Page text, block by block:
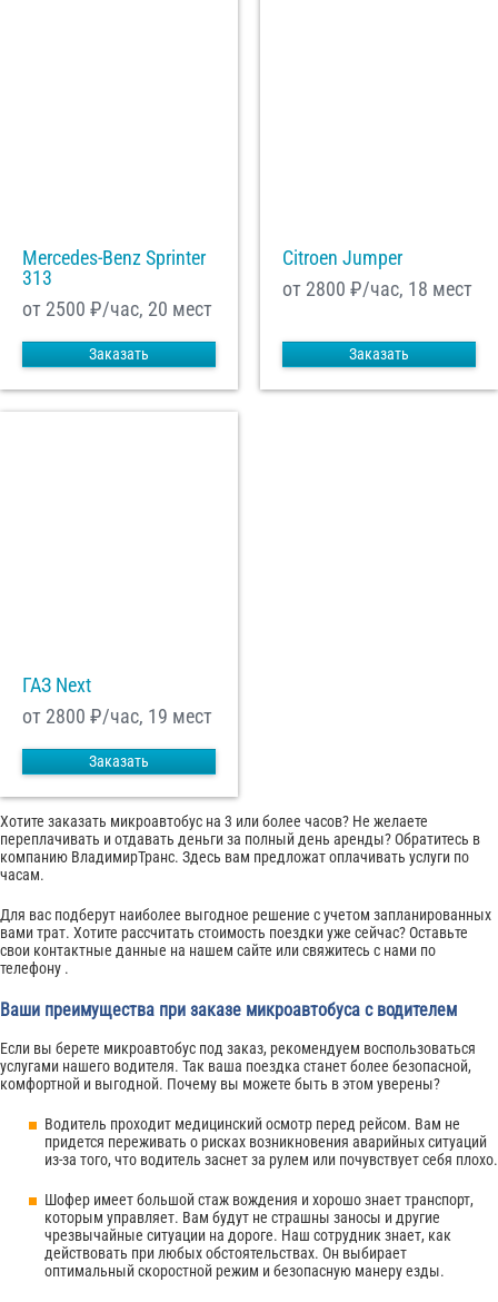
Mercedes-Benz Sprinter
313
от 2500 ₽/час, 20 мест
Заказать
Citroen Jumper
от 2800 ₽/час, 18 мест
Заказать
ГАЗ Next
от 2800 ₽/час, 19 мест
Заказать
Хотите заказать микроавтобус на 3 или более часов? Не желаете
переплачивать и отдавать деньги за полный день аренды? Обратитесь в
компанию ВладимирТранс. Здесь вам предложат оплачивать услуги по
часам.
Для вас подберут наиболее выгодное решение с учетом запланированных
вами трат. Хотите рассчитать стоимость поездки уже сейчас? Оставьте
свои контактные данные на нашем сайте или свяжитесь с нами по
телефону .
Ваши преимущества при заказе микроавтобуса с водителем
Если вы берете микроавтобус под заказ, рекомендуем воспользоваться
услугами нашего водителя. Так ваша поездка станет более безопасной,
комфортной и выгодной. Почему вы можете быть в этом уверены?
Водитель проходит медицинский осмотр перед рейсом. Вам не
придется переживать о рисках возникновения аварийных ситуаций
из-за того, что водитель заснет за рулем или почувствует себя плохо.
Шофер имеет большой стаж вождения и хорошо знает транспорт,
которым управляет. Вам будут не страшны заносы и другие
чрезвычайные ситуации на дороге. Наш сотрудник знает, как
действовать при любых обстоятельствах. Он выбирает
оптимальный скоростной режим и безопасную манеру езды.